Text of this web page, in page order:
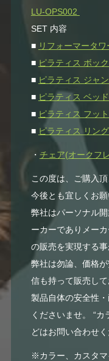
LU-OPS002
SET 内容
■ リフォーマータ
■ ピラティス ボッ
■ ピラティス ジャ
■ ピラティス ベッ
■ ピラティス フッ
■ ピラティス リン
・ チェア(オークフ
この度は、ご購入
今後とも宜しくお願
弊社はパーソナル
ーカーでありメー
の販売を実現する事
弊社は勿論、価格
信も持って販売し
製品自体の安全性
くださいませ。 “カ
どはお問い合わせ
※カラー、カスタマ